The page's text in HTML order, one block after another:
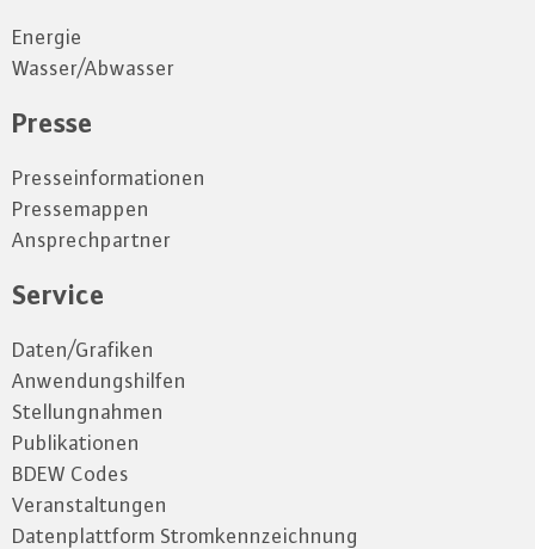
Energie
Wasser/Abwasser
Presse
Presseinformationen
Pressemappen
Ansprechpartner
Service
Daten/Grafiken
Anwendungshilfen
Stellungnahmen
Publikationen
BDEW Codes
Veranstaltungen
Datenplattform Stromkennzeichnung